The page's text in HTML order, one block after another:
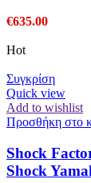
€635.00
Hot
Συγκρίση
Quick view
Add to wishlist
Προσθήκη στο
Shock
Shock